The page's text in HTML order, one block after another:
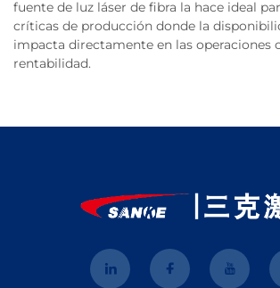
fuente de luz láser de fibra la hace ideal
críticas de producción donde la
impacta directamente en las operaciones
rentabilidad.